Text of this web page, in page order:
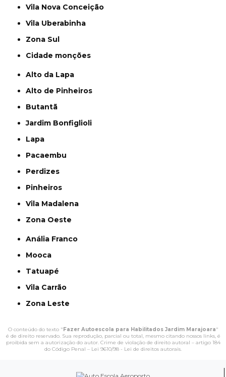
Vila Nova Conceição
Vila Uberabinha
Zona Sul
cidade monções
Alto da Lapa
Alto de Pinheiros
Butantã
Jardim Bonfiglioli
Lapa
Pacaembu
Perdizes
Pinheiros
Vila Madalena
Zona Oeste
Anália Franco
Mooca
Tatuapé
Vila Carrão
Zona Leste
O conteúdo do texto "Fazer Autoescola para Habilitados Jardim Marajoara"
é de direito reservado. Sua reprodução, parcial ou total, mesmo citando nossos links, é
proibida sem a autorização do autor. Crime de violação de direito autoral – artigo 184
do Código Penal – Lei 9610/98 - Lei de direitos autorais.